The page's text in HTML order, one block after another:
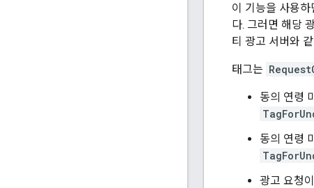
이 기능을 사용
다. 그러면 해당
티 광고 서버와
태그는
동의 연령
동의 연령
광고 요청